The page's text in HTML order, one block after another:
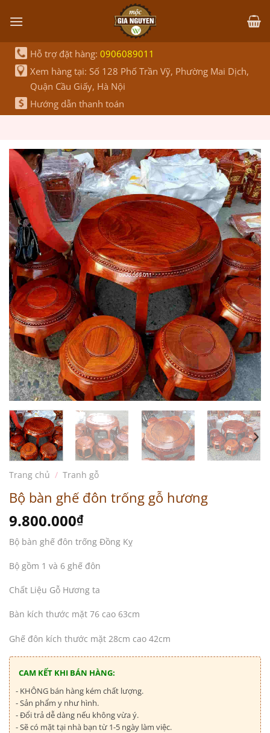
qua
dung
Hỗ trợ đặt hàng: 0906089011
Xem hàng tại: Số 128 Phố Trần Vỹ, Phường Mai Dịch,
Quận Cầu Giấy, Hà Nội
Hướng dẫn thanh toán
Trang chủ / Tranh gỗ
Bộ bàn ghế đôn trống gỗ hương
9.800.000₫
Bộ bàn ghế đôn trống Đồng Kỵ
Bộ gồm 1 và 6 ghế đôn
Chất Liệu Gỗ Hương ta
Bàn kích thước mặt 76 cao 63cm
Ghế đôn kích thước mặt 28cm cao 42cm
CAM KẾT KHI BÁN HÀNG:
- KHÔNG bán hàng kém chất lượng.
- Sản phẩm y như hình.
- Đổi trả dễ dàng nếu không vừa ý.
- Sẽ có mặt tại nhà bạn từ 1-5 ngày làm việc.